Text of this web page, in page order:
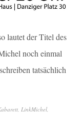
lautet der Titel des
noch einmal
tatsächlich
LinkMichel